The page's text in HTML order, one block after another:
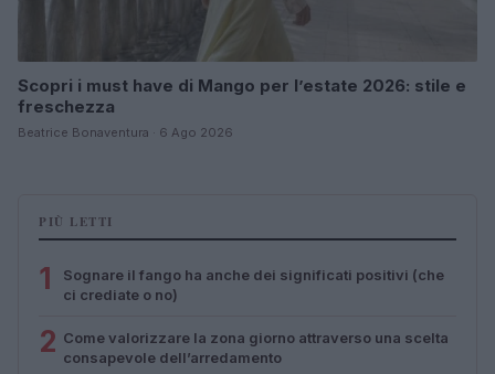
Scopri i must have di Mango per l’estate 2026: stile e
freschezza
Beatrice Bonaventura · 6 Ago 2026
PIÙ LETTI
1
Sognare il fango ha anche dei significati positivi (che
ci crediate o no)
2 Come valorizzare la zona giorno attraverso una scelta
consapevole dell’arredamento